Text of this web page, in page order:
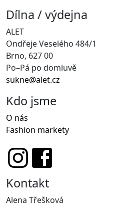
Dílna / výdejna
ALET
Ondřeje Veselého 484/1
Brno, 627 00
Po–Pá po domluvě
sukne@alet.cz
Kdo jsme
O nás
Fashion markety
Kontakt
Alena Třešková